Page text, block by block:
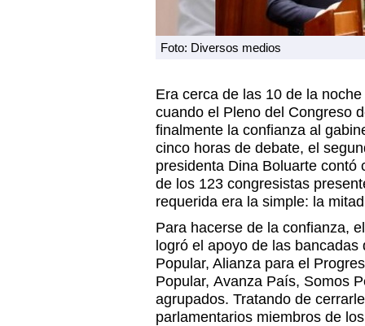
Foto: Diversos medios
Era cerca de las 10 de la
cuando el Pleno del Congreso
finalmente la confianza al
cinco horas de debate, el
presidenta Dina Boluarte contó
de los 123 congresistas
requerida era la simple: la
Para hacerse de la confianza,
logró el apoyo de las
Popular, Alianza para el
Popular, Avanza País, Somos
agrupados. Tratando de
parlamentarios miembros de